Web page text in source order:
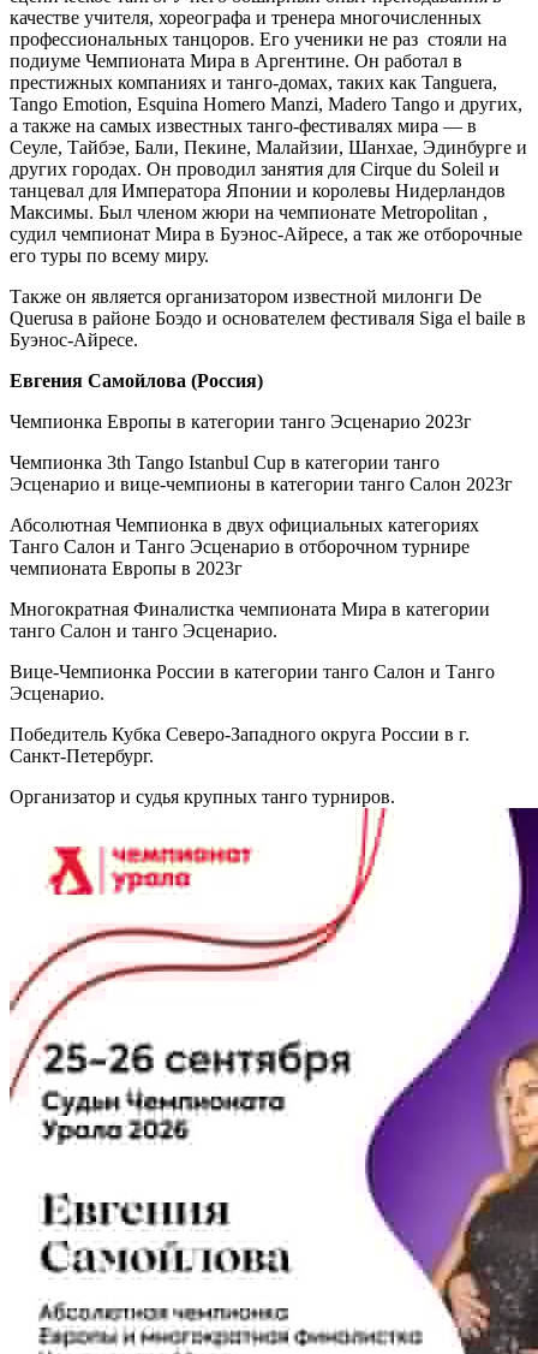
качестве учителя, хореографа и тренера многочисленных
профессиональных танцоров. Его ученики не раз стояли на
подиуме Чемпионата Мира в Аргентине. Он работал в
престижных компаниях и танго-домах, таких как Tanguera,
Tango Emotion, Esquina Homero Manzi, Madero Tango и других,
а также на самых известных танго-фестивалях мира — в
Сеуле, Тайбэе, Бали, Пекине, Малайзии, Шанхае, Эдинбурге и
других городах. Он проводил занятия для Cirque du Soleil и
танцевал для Императора Японии и королевы Нидерландов
Максимы. Был членом жюри на чемпионате Metropolitan ,
судил чемпионат Мира в Буэнос-Айресе, а так же отборочные
его туры по всему миру.
Также он является организатором известной милонги De
Querusa в районе Боэдо и основателем фестиваля Siga el baile в
Буэнос-Айресе.
Евгения Самойлова (Россия)
Чемпионка Европы в категории танго Эсценарио 2023г
Чемпионка 3th Tango Istanbul Cup в категории танго
Эсценарио и вице-чемпионы в категории танго Салон 2023г
Абсолютная Чемпионка в двух официальных категориях
Танго Салон и Танго Эсценарио в отборочном турнире
чемпионата Европы в 2023г
Многократная Финалистка чемпионата Мира в категории
танго Салон и танго Эсценарио.
Вице-Чемпионка России в категории танго Салон и Танго
Эсценарио.
Победитель Кубка Северо-Западного округа России в г.
Санкт-Петербург.
Организатор и судья крупных танго турниров.